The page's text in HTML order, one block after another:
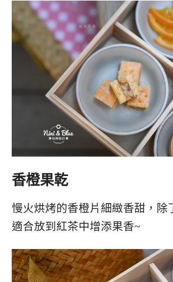
香橙果乾
慢火烘烤的香橙片細緻香甜，除
適合放到紅茶中增添果香~